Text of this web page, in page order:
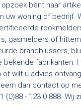
bent naar
uw woning of bedrijf.
gasmelders of
brandblussers,
bekende fabrikanten.
wilt u advies
dan contact op
(0)88 - 123 0 888. Wij